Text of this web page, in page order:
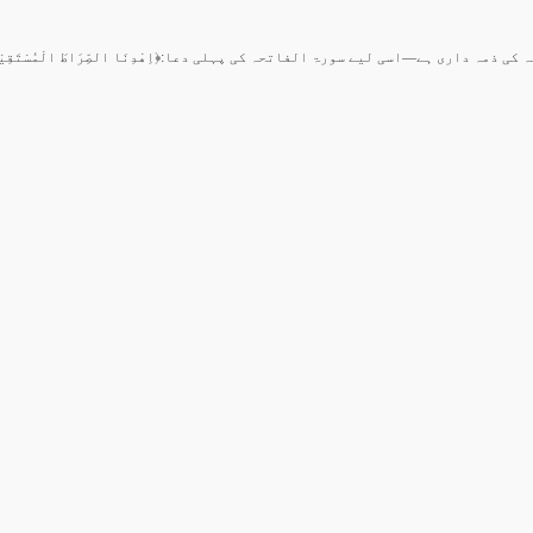
کی ذمہ داری ہے—اسی لیے سورۃ الفاتحہ کی پہلی دعا:﴿اِهْدِنَا الصِّرَاطَ